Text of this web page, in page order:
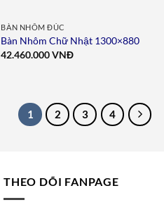
BÀN NHÔM ĐÚC
Bàn Nhôm Chữ Nhật 1300×880
42.460.000VNĐ
1 2 3 4
THEO DÕI FANPAGE